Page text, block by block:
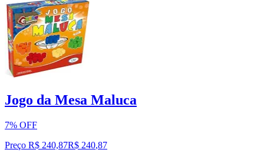
Jogo da Mesa Maluca
7% OFF
Preço R$ 240,87R$ 240,87